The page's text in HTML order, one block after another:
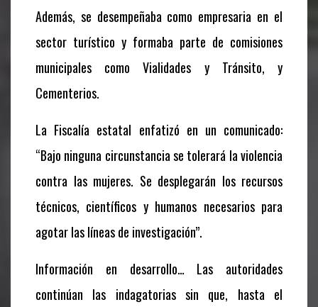
Además, se desempeñaba como empresaria en el
sector turístico y formaba parte de comisiones
municipales como Vialidades y Tránsito, y
Cementerios.
La Fiscalía estatal enfatizó en un comunicado:
“Bajo ninguna circunstancia se tolerará la violencia
contra las mujeres. Se desplegarán los recursos
técnicos, científicos y humanos necesarios para
agotar las líneas de investigación”.
Información en desarrollo… Las autoridades
continúan las indagatorias sin que, hasta el